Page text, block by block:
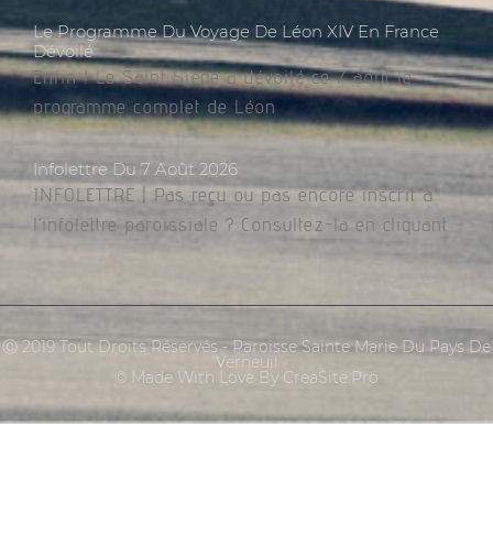
Le Programme Du Voyage De Léon XIV En France
Dévoilé
Enfin ! Le Saint Siège a dévoilé ce 7 août le
programme complet de Léon
Infolettre Du 7 Août 2026
INFOLETTRE | Pas reçu ou pas encore inscrit à
l’infolettre paroissiale ? Consultez-la en cliquant
Ⓒ 2019 Tout Droits Réservés - Paroisse Sainte Marie Du Pays De
Verneuil
© Made With Love By CreaSite.Pro